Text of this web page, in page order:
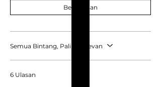
Beri Ulasan
Semua Bintang, Paling relevan
6 Ulasan